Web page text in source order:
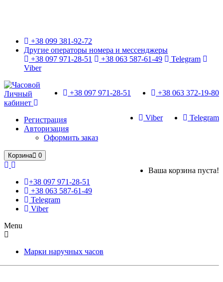
+38 099 381-92-72
Другие операторы номера и мессенджеры
+38 097 971-28-51
+38 063 587-61-49
Telegram
Viber
+38 063 372-19-80
+38 097 971-28-51
Telegram
Viber
Личный
кабинет
Регистрация
Авторизация
Оформить заказ
Корзина 0
Ваша корзина пуста!
+38 097 971-28-51
+38 063 587-61-49
Telegram
Viber
Menu
Марки наручных часов